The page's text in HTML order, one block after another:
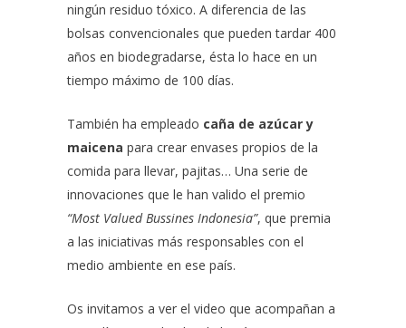
ningún residuo tóxico. A diferencia de las
bolsas convencionales que pueden tardar 400
años en biodegradarse, ésta lo hace en un
tiempo máximo de 100 días.
También ha empleado caña de azúcar y
maicena para crear envases propios de la
comida para llevar, pajitas… Una serie de
innovaciones que le han valido el premio
“Most Valued Bussines Indonesia”, que premia
a las iniciativas más responsables con el
medio ambiente en ese país.
Os invitamos a ver el video que acompañan a